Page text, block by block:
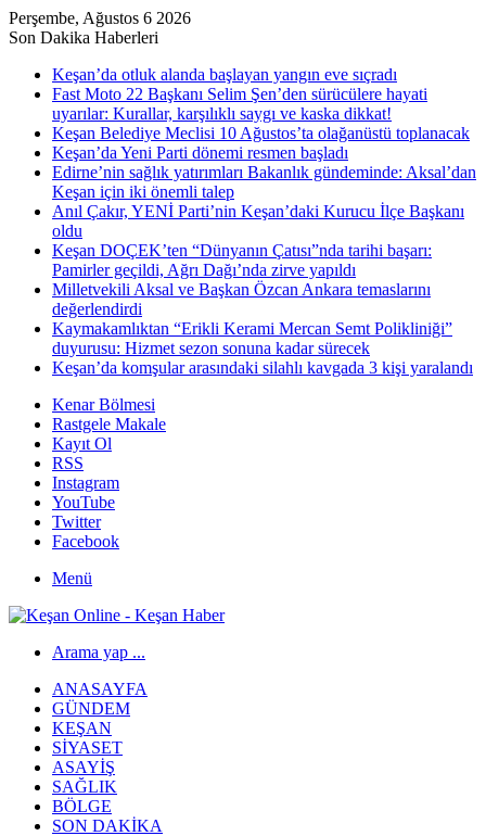
Perşembe, Ağustos 6 2026
Son Dakika Haberleri
Keşan’da otluk alanda başlayan yangın eve sıçradı
Fast Moto 22 Başkanı Selim Şen’den sürücülere hayati
uyarılar: Kurallar, karşılıklı saygı ve kaska dikkat!
Keşan Belediye Meclisi 10 Ağustos’ta olağanüstü toplanacak
Keşan’da Yeni Parti dönemi resmen başladı
Edirne’nin sağlık yatırımları Bakanlık gündeminde: Aksal’dan
Keşan için iki önemli talep
Anıl Çakır, YENİ Parti’nin Keşan’daki Kurucu İlçe Başkanı
oldu
Keşan DOÇEK’ten “Dünyanın Çatısı”nda tarihi başarı:
Pamirler geçildi, Ağrı Dağı’nda zirve yapıldı
Milletvekili Aksal ve Başkan Özcan Ankara temaslarını
değerlendirdi
Kaymakamlıktan “Erikli Kerami Mercan Semt Polikliniği”
duyurusu: Hizmet sezon sonuna kadar sürecek
Keşan’da komşular arasındaki silahlı kavgada 3 kişi yaralandı
Kenar Bölmesi
Rastgele Makale
Kayıt Ol
RSS
Instagram
YouTube
Twitter
Facebook
Menü
Arama yap ...
ANASAYFA
GÜNDEM
KEŞAN
SIYASET
ASAYIŞ
SAĞLIK
BÖLGE
SON DAKIKA